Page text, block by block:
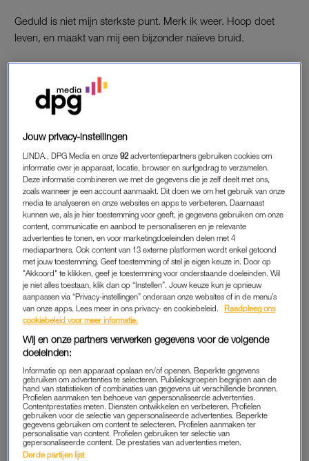
Geduld is niet mijn sterkste punt. Merk ik weer. Hoop doet
leven, en maakt van mij een bijzonder naïeve bruid.
Mijn vriend Ben ging op 22 februari (met carnaval) op één
knie, te midden van mijn familie. Ik zei ja en was helemaal in
de gloria. Een paar dagen daarna verspreidde corona zich als
een olievlek over Nederland en de wereld.
doemberichten vol op de planning. Misschien zou corona een
paar weken duren, de bruiloft was nog máánden weg – dat
kwam heus wel goed. Ik was blij zo dat we eindelijk gingen
trouwen!
Maar het virus was op ramkoers. Mijn favoriete oom overleed
op 24 maart aan corona. Ik vroeg mijn zusje om mijn getuige te
worden toen we bezig waren met zijn begrafenis. Een
lichtpuntje tussen de tranen door. Mijn beste vriendin vroeg ik
huilend tijdens een videocall.
Het aantal besmettingen bleef oplopen, ziekenhuizen puilden
uit, de economie stond stil. Desondanks bleef ik me
bezighouden met onze bruiloft, tegen beter weten in.
De afspraak om trouwjurken te passen in een grote boetiek
werd gecanceld. Ik omarmde een digitale missie tijdens de
lockdown: een goedkope, mooie jurk scoren. Want
economische malaise. Dat bleek een fijne afleiding in de
Jouw privacy-instellingen
LINDA., DPG Media en onze92 advertentiepartners gebruiken cookies om
informatie over je apparaat, locatie, browser en surfgedrag te verzamelen.
Deze informatie combineren we met de gegevens die je zelf deelt met ons,
zoals wanneer je een account aanmaakt. Dit doen we om het gebruik van onze
media te analyseren en onze websites en apps te verbeteren. Daarnaast
kunnen we, als je hier toestemming voor geeft, je gegevens gebruiken om onze
content, communicatie en aanbod te personaliseren en je relevante
advertenties te tonen, en voor marketingdoeleinden delen met 4
mediapartners. Ook content van 13 externe platformen wordt enkel getoond
met jouw toestemming. Geef toestemming of stel je eigen keuze in. Door op
"Akkoord" te klikken, geef je toestemming voor onderstaande doeleinden. Wil
je niet alles toestaan, klik dan op “Instellen”. Jouw keuze kun je opnieuw
aanpassen via “Privacy-instellingen” onderaan onze websites of in de menu’s
van onze apps. Lees meer in ons privacy- en cookiebeleid.
Raadpleeg ons
cookiebeleid voor meer informatie.
Wij en onze partners verwerken gegevens voor de volgende
doeleinden:
Informatie op een apparaat opslaan en/of openen. Beperkte gegevens
gebruiken om advertenties te selecteren. Publieksgroepen begrijpen aan de
hand van statistieken of combinaties van gegevens uit verschillende bronnen.
Profielen aanmaken ten behoeve van gepersonaliseerde advertenties.
Contentprestaties meten. Diensten ontwikkelen en verbeteren. Profielen
gebruiken voor de selectie van gepersonaliseerde advertenties. Beperkte
gegevens gebruiken om content te selecteren. Profielen aanmaken ter
personalisatie van content. Profielen gebruiken ter selectie van
gepersonaliseerde content. De prestaties van advertenties meten.
Derde partijen lijst